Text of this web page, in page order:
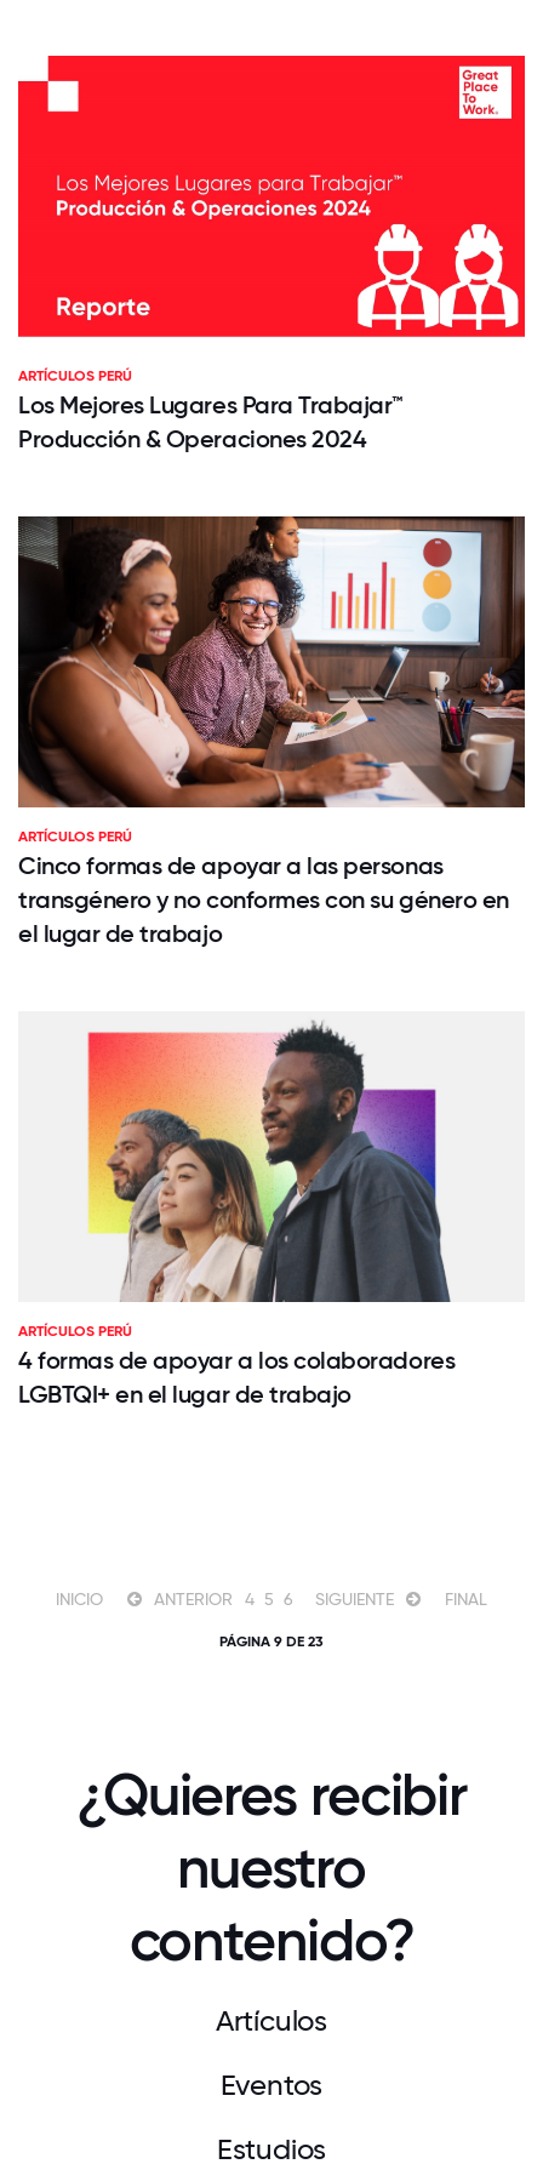
ARTÍCULOS PERÚ
Los Mejores Lugares Para Trabajar™
Producción & Operaciones 2024
ARTÍCULOS PERÚ
Cinco formas de apoyar a las personas
transgénero y no conformes con su género en
el lugar de trabajo
ARTÍCULOS PERÚ
4 formas de apoyar a los colaboradores
LGBTQI+ en el lugar de trabajo
INICIO ANTERIOR 4 5 6 SIGUIENTE FINAL
PÁGINA 9 DE 23
¿Quieres recibir
nuestro
contenido?
Artículos
Eventos
Estudios